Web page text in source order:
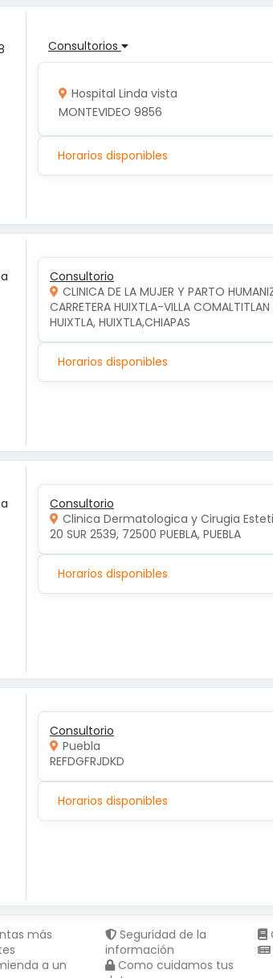
Consultorios
Hospital Linda vista
MONTEVIDEO 9856
Horarios disponibles
Consultorio
CLINICA DE LA MUJER Y PARTO
CARRETERA HUIXTLA-VILLA
HUIXTLA, HUIXTLA,CHIAPAS
Horarios disponibles
Consultorio
Clinica Dermatologica y Cirugia
20 SUR 2539, 72500 PUEBLA, PUEBLA
Horarios disponibles
Consultorio
Puebla
REFDGFRJDKD
Horarios disponibles
más
a un
Seguridad de la
información
Como cuidamos tus